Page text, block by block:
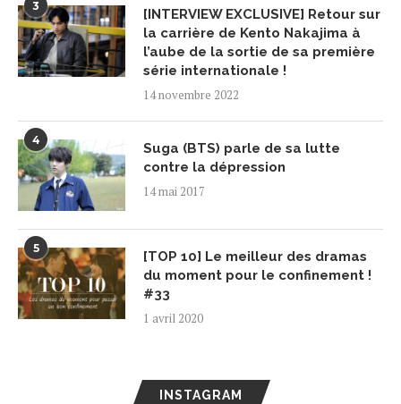
3
[INTERVIEW EXCLUSIVE] Retour sur
la carrière de Kento Nakajima à
l’aube de la sortie de sa première
série internationale !
14 novembre 2022
4
Suga (BTS) parle de sa lutte
contre la dépression
14 mai 2017
5
[TOP 10] Le meilleur des dramas
du moment pour le confinement !
#33
1 avril 2020
INSTAGRAM